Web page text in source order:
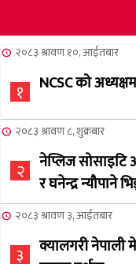
२०८३ श्रावण १०, आईतबार
१ NCSC को
२०८३ श्रावण ८, शुक्रबार
२
नेप्लिज सोसाइटि
र घनेन्द्र न्यौपाने
२०८३ श्रावण ३, आईतबार
३
क्यालगरी नेपाली